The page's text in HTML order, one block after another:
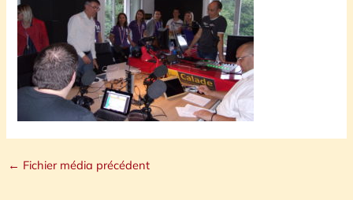
← Fichier média précédent